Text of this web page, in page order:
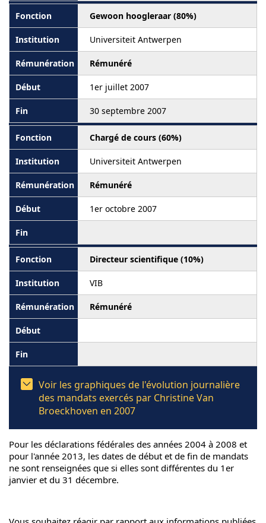
Gewoon hoogleraar (80%)
Universiteit Antwerpen
Rémunéré
1er juillet 2007
30 septembre 2007
Chargé de cours (60%)
Universiteit Antwerpen
Rémunéré
1er octobre 2007
Directeur scientifique (10%)
VIB
Rémunéré
Voir les graphiques de l'évolution journalière
des mandats exercés par Christine Van
Broeckhoven en 2007
Pour les déclarations fédérales des années 2004 à 2008 et
pour l'année 2013, les dates de début et de fin de mandats
ne sont renseignées que si elles sont différentes du 1er
janvier et du 31 décembre.